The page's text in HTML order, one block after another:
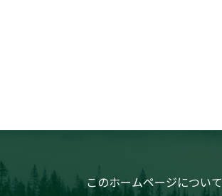
このホームページについて